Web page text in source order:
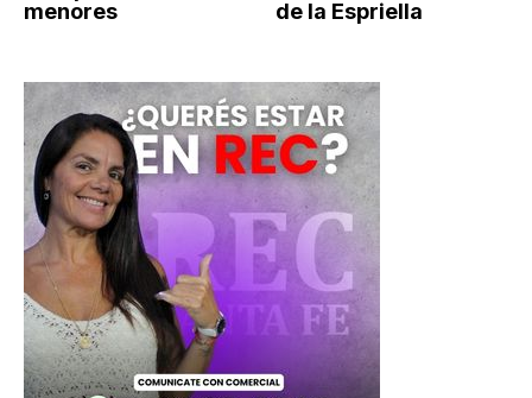
menores
de la Espriella